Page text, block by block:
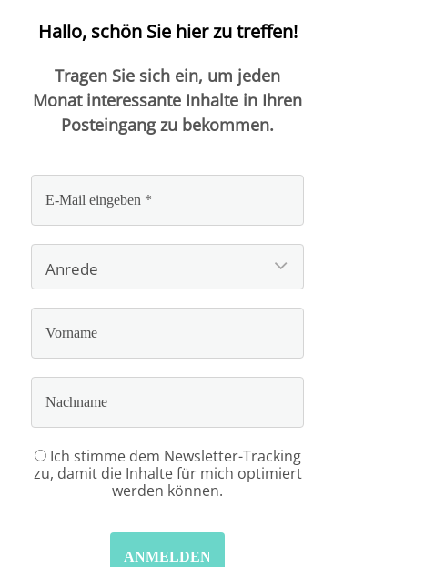
Hallo, schön Sie hier zu treffen!
Tragen Sie sich ein, um jeden
Monat interessante Inhalte in Ihren
Posteingang zu bekommen.
Ich stimme dem Newsletter-Tracking
zu, damit die Inhalte für mich optimiert
werden können.